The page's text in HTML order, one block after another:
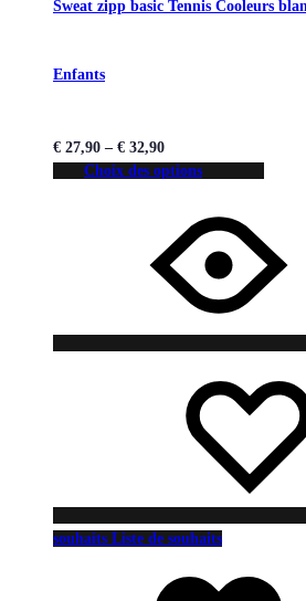
Sweat zipp basic Tennis Cooleurs
Enfants
€ 27,90 – € 32,90
Choix des options
souhaits Liste de souhaits